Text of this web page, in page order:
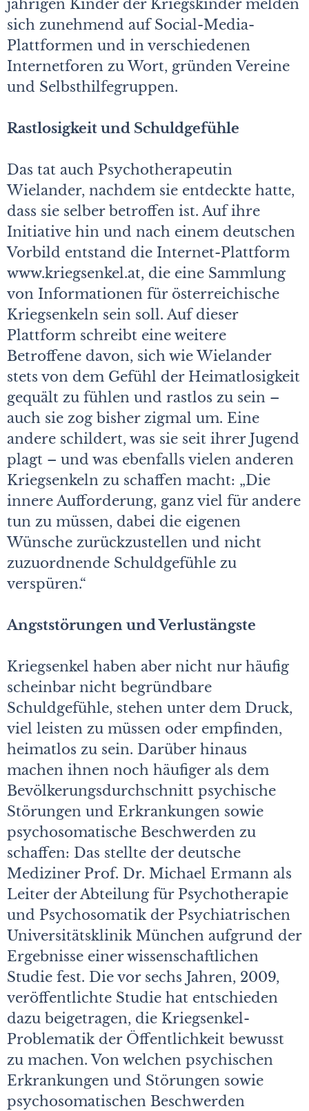
jährigen Kinder der Kriegskinder melden
sich zunehmend auf Social-Media-
Plattformen und in verschiedenen
Internetforen zu Wort, gründen Vereine
und Selbsthilfegruppen.
Rastlosigkeit und Schuldgefühle
Das tat auch Psychotherapeutin
Wielander, nachdem sie entdeckte hatte,
dass sie selber betroffen ist. Auf ihre
Initiative hin und nach einem deutschen
Vorbild entstand die Internet-Plattform
www.kriegsenkel.at, die eine Sammlung
von Informationen für österreichische
Kriegsenkeln sein soll. Auf dieser
Plattform schreibt eine weitere
Betroffene davon, sich wie Wielander
stets von dem Gefühl der Heimatlosigkeit
gequält zu fühlen und rastlos zu sein –
auch sie zog bisher zigmal um. Eine
andere schildert, was sie seit ihrer Jugend
plagt – und was ebenfalls vielen anderen
Kriegsenkeln zu schaffen macht: „Die
innere Aufforderung, ganz viel für andere
tun zu müssen, dabei die eigenen
Wünsche zurückzustellen und nicht
zuzuordnende Schuldgefühle zu
verspüren.“
Angststörungen und Verlustängste
Kriegsenkel haben aber nicht nur häufig
scheinbar nicht begründbare
Schuldgefühle, stehen unter dem Druck,
viel leisten zu müssen oder empfinden,
heimatlos zu sein. Darüber hinaus
machen ihnen noch häufiger als dem
Bevölkerungsdurchschnitt psychische
Störungen und Erkrankungen sowie
psychosomatische Beschwerden zu
schaffen: Das stellte der deutsche
Mediziner Prof. Dr. Michael Ermann als
Leiter der Abteilung für Psychotherapie
und Psychosomatik der Psychiatrischen
Universitätsklinik München aufgrund der
Ergebnisse einer wissenschaftlichen
Studie fest. Die vor sechs Jahren, 2009,
veröffentlichte Studie hat entschieden
dazu beigetragen, die Kriegsenkel-
Problematik der Öffentlichkeit bewusst
zu machen. Von welchen psychischen
Erkrankungen und Störungen sowie
psychosomatischen Beschwerden